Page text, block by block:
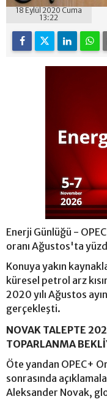
18 Eylül 2020 Cuma
13:22
Enerji Günlüğü -
oranı Ağustos'ta
Konuya yakın
küresel petrol arz
2020 yılı Ağustos
gerçekleşti.
NOVAK TALEPTE
TOPARLANMA
Öte yandan OPEC+
sonrasında
Aleksander Novak,